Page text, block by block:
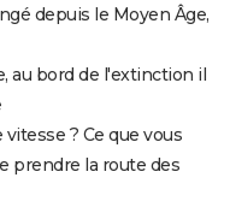
depuis le Moyen Âge,
au bord de l'extinction il
? Ce que vous
prendre la route des